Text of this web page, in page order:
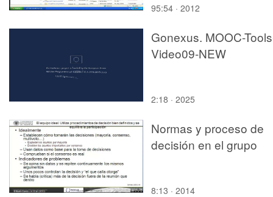
95:54 · 2012
Gonexus. MOOC-
Video09-NEW
2:18 · 2025
Normas y proceso de
decisión en el grupo
8:13 · 2014